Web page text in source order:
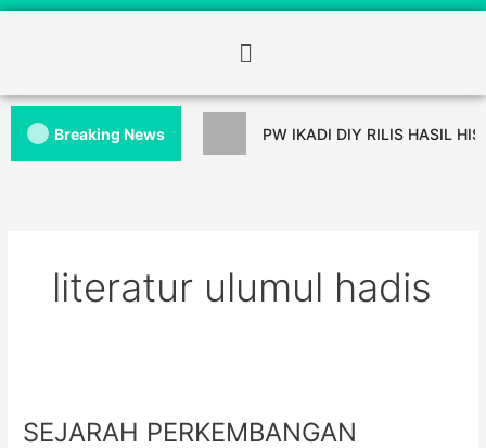
Breaking News PW IKADI DIY RILIS HASIL
literatur ulumul hadis
SEJARAH PERKEMBANGAN